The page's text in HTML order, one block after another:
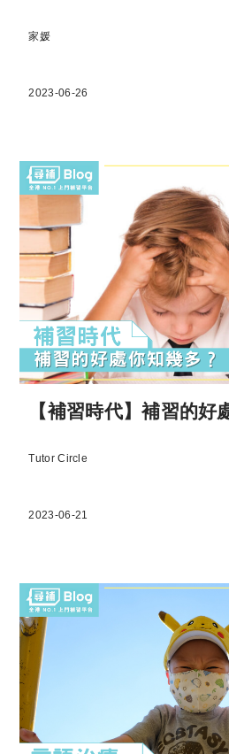
家媛
2023-06-26
【補習時代】補習的好
Tutor Circle
2023-06-21